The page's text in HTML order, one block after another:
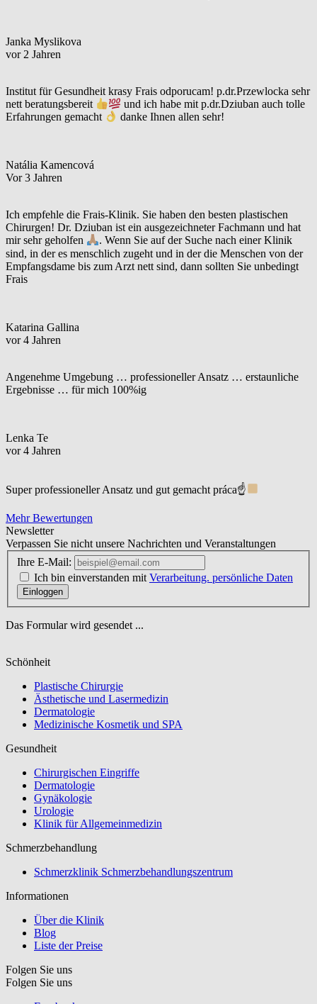
Janka Myslikova
vor 2 Jahren
Institut für Gesundheit krasy Frais odporucam! p.dr.Przewlocka sehr
nett beratungsbereit
und ich habe mit p.dr.Dziuban auch tolle
Erfahrungen gemacht
danke Ihnen allen sehr!
Natália Kamencová
Vor 3 Jahren
Ich empfehle die Frais-Klinik. Sie haben den besten plastischen
Chirurgen! Dr. Dziuban ist ein ausgezeichneter Fachmann und hat
mir sehr geholfen
. Wenn Sie auf der Suche nach einer Klinik
sind, in der es menschlich zugeht und in der die Menschen von der
Empfangsdame bis zum Arzt nett sind, dann sollten Sie unbedingt
Frais
Katarina Gallina
vor 4 Jahren
Angenehme Umgebung … professioneller Ansatz … erstaunliche
Ergebnisse … für mich 100%ig
Lenka Te
vor 4 Jahren
Super professioneller Ansatz und gut gemacht práca☝
Mehr Bewertungen
Newsletter
Verpassen Sie nicht unsere Nachrichten und Veranstaltungen
Ihre E-Mail:
Ich bin einverstanden mitVerarbeitung. persönliche Daten
Einloggen
Das Formular wird gesendet ...
Schönheit
Plastische Chirurgie
Ästhetische und Lasermedizin
Dermatologie
Medizinische Kosmetik und SPA
Gesundheit
Chirurgischen Eingriffe
Dermatologie
Gynäkologie
Urologie
Klinik für Allgemeinmedizin
Schmerzbehandlung
Schmerzklinik Schmerzbehandlungszentrum
Informationen
Über die Klinik
Blog
Liste der Preise
Folgen Sie uns
Folgen Sie uns